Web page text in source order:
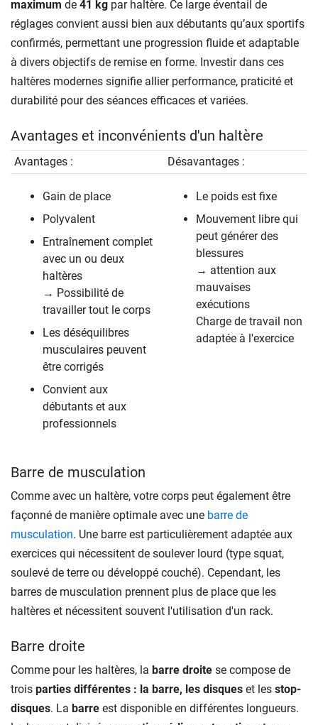
maximum de 41 kg par haltère. Ce large éventail de
réglages convient aussi bien aux débutants qu’aux sportifs
confirmés, permettant une progression fluide et adaptable
à divers objectifs de remise en forme. Investir dans ces
haltères modernes signifie allier performance, praticité et
durabilité pour des séances efficaces et variées.
Avantages et inconvénients d'un haltère
Avantages : Désavantages :
Gain de place
Polyvalent
Entraînement complet
avec un ou deux
haltères
→ Possibilité de
travailler tout le corps
Les déséquilibres
musculaires peuvent
être corrigés
Convient aux
débutants et aux
professionnels
Le poids est fixe
Mouvement libre qui
peut générer des
blessures
→ attention aux
mauvaises
exécutions
Charge de travail non
adaptée à l'exercice
Barre de musculation
Comme avec un haltère, votre corps peut également être
façonné de manière optimale avec une barre de
musculation. Une barre est particulièrement adaptée aux
exercices qui nécessitent de soulever lourd (type squat,
soulevé de terre ou développé couché). Cependant, les
barres de musculation prennent plus de place que les
haltères et nécessitent souvent l'utilisation d'un rack.
Barre droite
Comme pour les haltères, la barre droite se compose de
trois parties différentes : la barre, les disques et les stop-
disques. La barre est disponible en différentes longueurs.